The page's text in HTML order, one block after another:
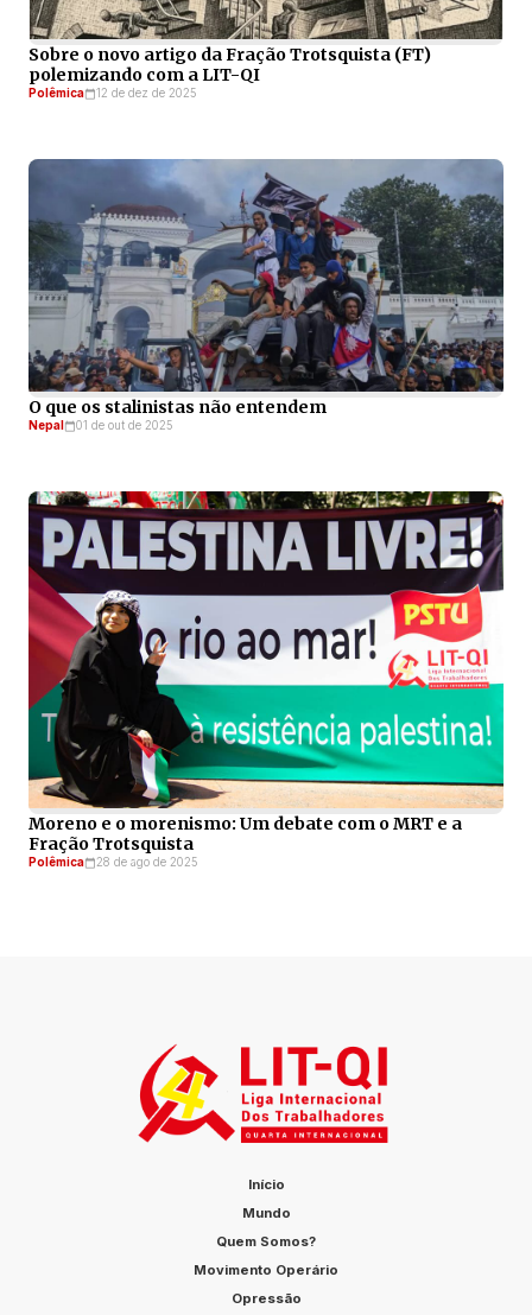
Sobre o novo artigo da Fração Trotsquista (FT)
polemizando com a LIT-QI
Polêmica 12 de dez de 2025
O que os stalinistas não entendem
Nepal 01 de out de 2025
Moreno e o morenismo: Um debate com o MRT e a
Fração Trotsquista
Polêmica 28 de ago de 2025
Início
Mundo
Quem Somos?
Movimento Operário
Opressão